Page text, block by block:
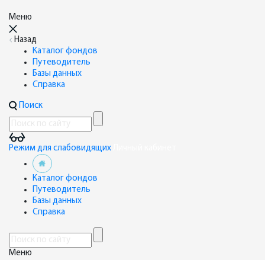
Меню
Назад
Каталог фондов
Путеводитель
Базы данных
Справка
Поиск
Режим для слабовидящих
Каталог фондов
Путеводитель
Базы данных
Справка
Меню